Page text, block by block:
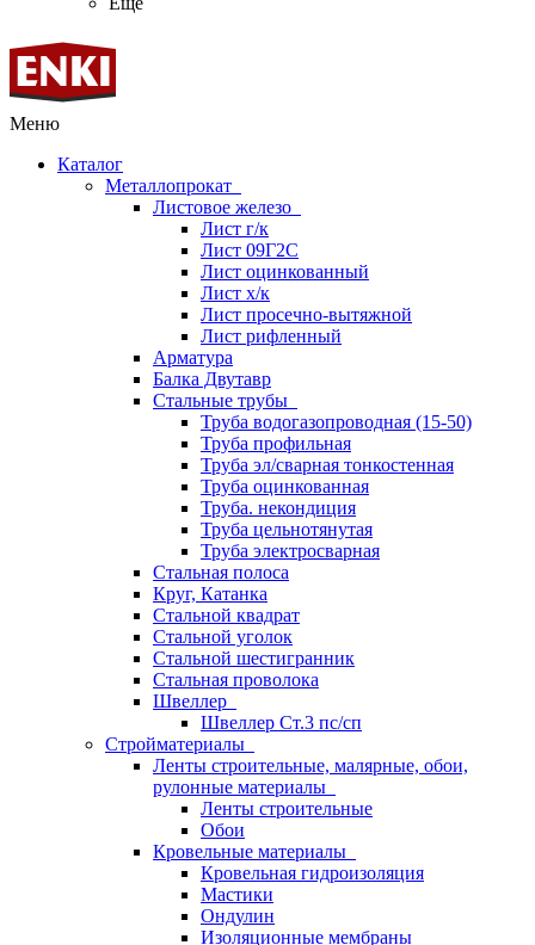
Меню
Каталог
Металлопрокат
Листовое железо
Лист г/к
Лист 09Г2С
Лист оцинкованный
Лист х/к
Лист просечно-вытяжной
Лист рифленный
Арматура
Балка Двутавр
Стальные трубы
Труба водогазопроводная (15-50)
Труба профильная
Труба эл/сварная тонкостенная
Труба оцинкованная
Труба. некондиция
Труба цельнотянутая
Труба электросварная
Стальная полоса
Круг, Катанка
Стальной квадрат
Стальной уголок
Стальной шестигранник
Стальная проволока
Швеллер
Швеллер Ст.3 пс/сп
Стройматериалы
Ленты строительные, малярные, обои,
рулонные материалы
Ленты строительные
Обои
Кровельные материалы
Кровельная гидроизоляция
Мастики
Ондулин
Изоляционные мембраны